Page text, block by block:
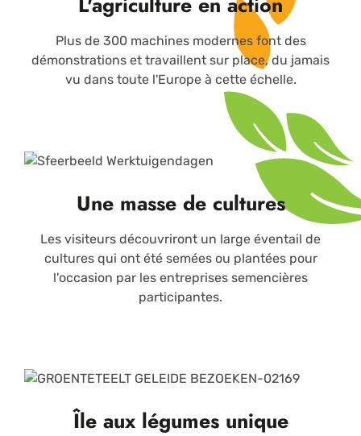
Plus de 300 machines modernes font des
démonstrations et travaillent sur place, du jamais
vu dans toute l'Europe à cette échelle.
Une masse de cultures
Les visiteurs découvriront un large éventail de
cultures qui ont été semées ou plantées pour
l'occasion par les entreprises semencières
participantes.
Île aux légumes unique